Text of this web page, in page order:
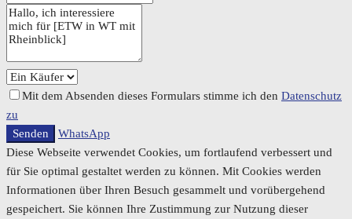
Mit dem Absenden dieses Formulars stimme ich den Datenschutz
zu
Senden
WhatsApp
Diese Webseite verwendet Cookies, um fortlaufend verbessert und
für Sie optimal gestaltet werden zu können. Mit Cookies werden
Informationen über Ihren Besuch gesammelt und vorübergehend
gespeichert. Sie können Ihre Zustimmung zur Nutzung dieser